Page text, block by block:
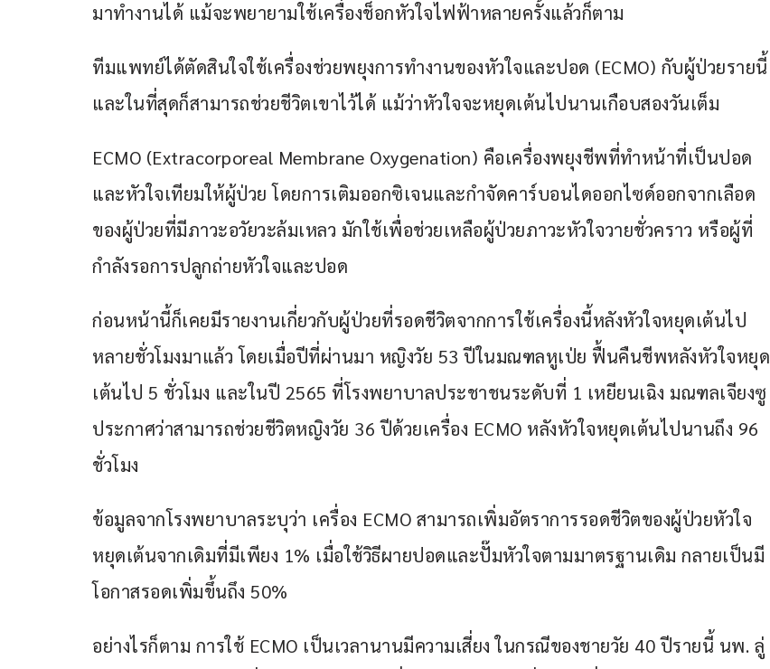
มาทำงานได้ แม้จะพยายามใช้เครื่องช็อกหัวใจไฟฟ้าหลายครั้งแล้วก็ตาม
ทีมแพทย์ได้ตัดสินใจใช้เครื่องช่วยพยุงการทำงานของหัวใจและปอด (ECMO) กับผู้ป่วยรายนี้
และในที่สุดก็สามารถช่วยชีวิตเขาไว้ได้ แม้ว่าหัวใจจะหยุดเต้นไปนานเกือบสองวันเต็ม
ECMO (Extracorporeal Membrane Oxygenation) คือเครื่องพยุงชีพที่ทำหน้าที่เป็นปอด
และหัวใจเทียมให้ผู้ป่วย โดยการเติมออกซิเจนและกำจัดคาร์บอนไดออกไซด์ออกจากเลือด
ของผู้ป่วยที่มีภาวะอวัยวะล้มเหลว มักใช้เพื่อช่วยเหลือผู้ป่วยภาวะหัวใจวายชั่วคราว หรือผู้ที่
กำลังรอการปลูกถ่ายหัวใจและปอด
ก่อนหน้านี้ก็เคยมีรายงานเกี่ยวกับผู้ป่วยที่รอดชีวิตจากการใช้เครื่องนี้หลังหัวใจหยุดเต้นไป
หลายชั่วโมงมาแล้ว โดยเมื่อปีที่ผ่านมา หญิงวัย 53 ปีในมณฑลหูเป่ย ฟื้นคืนชีพหลังหัวใจหยุด
เต้นไป 5 ชั่วโมง และในปี 2565 ที่โรงพยาบาลประชาชนระดับที่ 1 เหยียนเฉิง มณฑลเจียงซู
ประกาศว่าสามารถช่วยชีวิตหญิงวัย 36 ปีด้วยเครื่อง ECMO หลังหัวใจหยุดเต้นไปนานถึง 96
ชั่วโมง
ข้อมูลจากโรงพยาบาลระบุว่า เครื่อง ECMO สามารถเพิ่มอัตราการรอดชีวิตของผู้ป่วยหัวใจ
หยุดเต้นจากเดิมที่มีเพียง 1% เมื่อใช้วิธีผายปอดและปั๊มหัวใจตามมาตรฐานเดิม กลายเป็นมี
โอกาสรอดเพิ่มขึ้นถึง 50%
อย่างไรก็ตาม การใช้ ECMO เป็นเวลานานมีความเสี่ยง ในกรณีของชายวัย 40 ปีรายนี้ นพ. ลู่